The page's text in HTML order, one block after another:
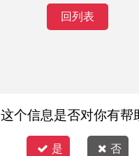
回列表
这个信息是否对你有帮
是 否